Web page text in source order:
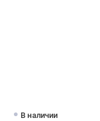
В наличии